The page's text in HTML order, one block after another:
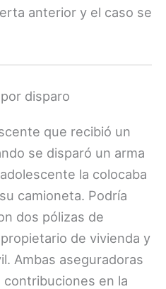
anterior y el caso se
disparo
que recibió un
se disparó un arma
la colocaba
camioneta. Podría
dos pólizas de
de vivienda y
Ambas aseguradoras
en la